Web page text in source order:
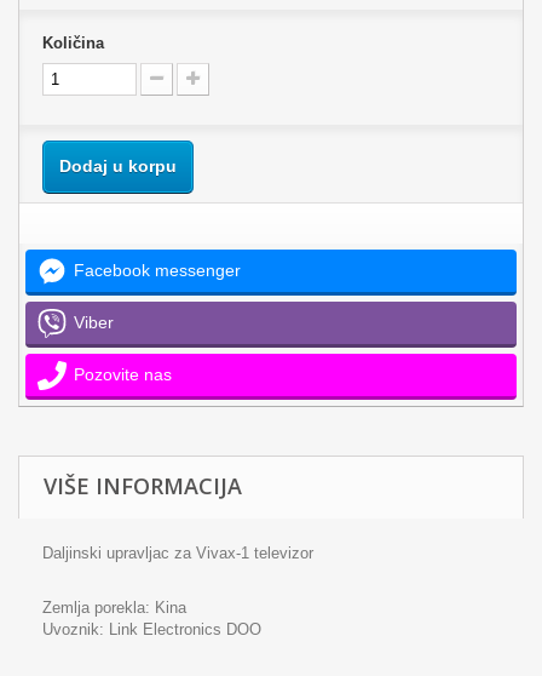
Količina
Dodaj u korpu
Facebook messenger
Viber
Pozovite nas
VIŠE INFORMACIJA
Daljinski upravljac za Vivax-1 televizor
Zemlja porekla: Kina
Uvoznik: Link Electronics DOO